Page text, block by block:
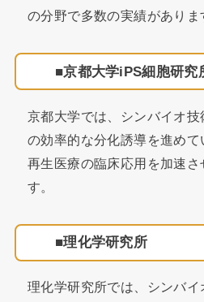
の分野で多数の実績がありま
京都大学iPS細胞研究
京都大学では、シンバイオ
の効率的な分化誘導を進めて
再生医療の臨床応用を加速さ
す。
理化学研究所
理化学研究所では、シンバ